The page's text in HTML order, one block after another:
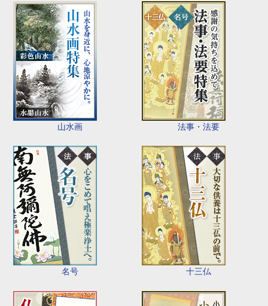
山水画 法事・法要
名号 十三仏